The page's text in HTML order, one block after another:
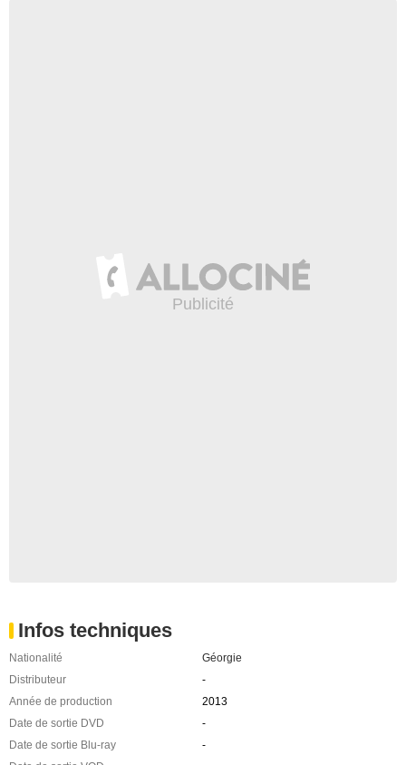
Infos techniques
Nationalité
Géorgie
Distributeur
-
Année de production
2013
Date de sortie DVD
-
Date de sortie Blu-ray
-